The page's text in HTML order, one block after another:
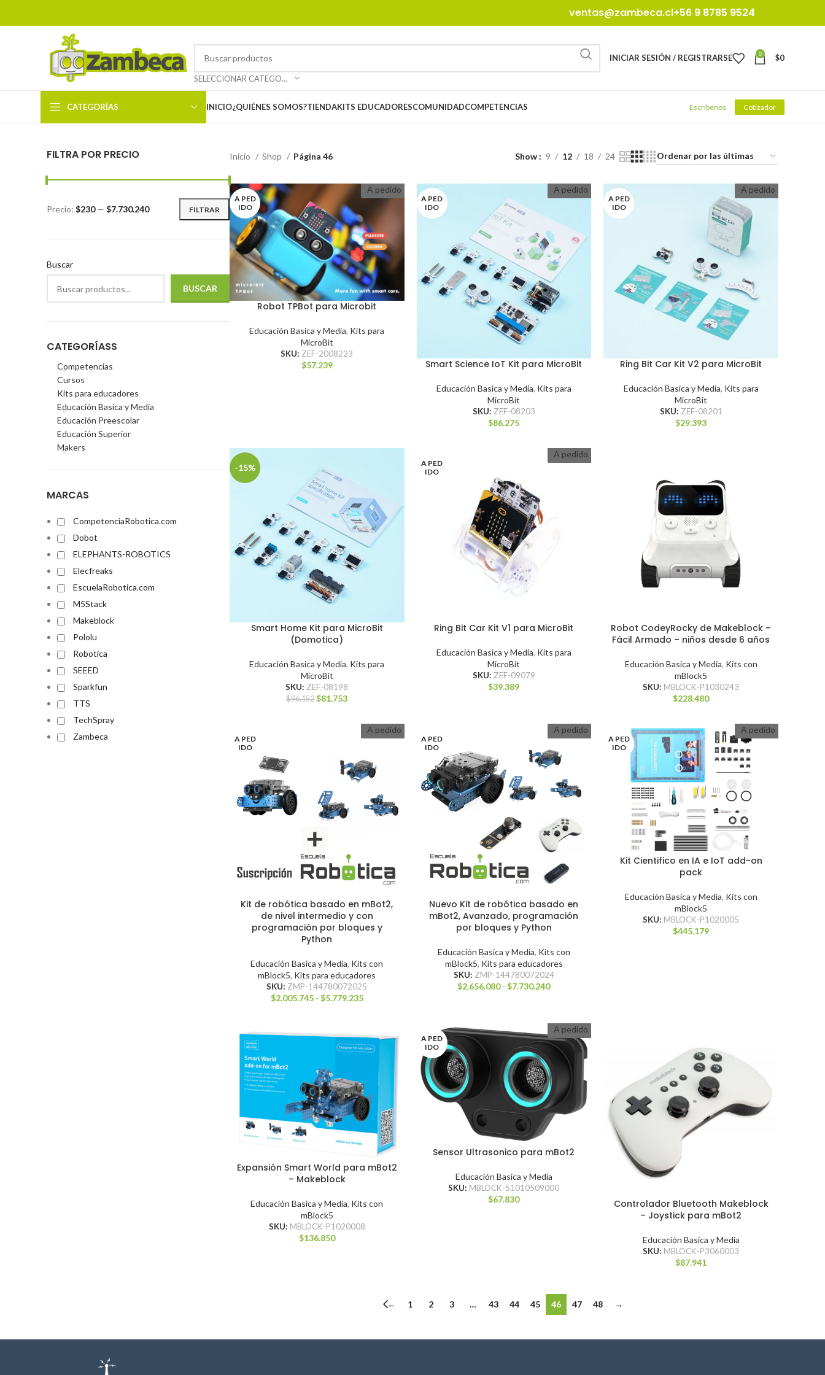
ventas@zambeca.cl+56 9 8785 9524
SELECCIONAR CATEGORÍA
INICIAR SESIÓN / REGISTRARSE 0 $0
CATEGORÍAS INICIO¿QUIÉNES SOMOS?TIENDAKITS EDUCADORESCOMUNIDADCOMPETENCIAS Escríbenos Cotizador
FILTRA POR PRECIO
FILTRAR
Precio: $230— $7.730.240
Buscar
BUSCAR
CATEGORÍASS
Competencias
Cursos
Kits para educadores
Educación Basica y Media
Educación Preescolar
Educación Superior
Makers
MARCAS
CompetenciaRobotica.com
Dobot
ELEPHANTS-ROBOTICS
Elecfreaks
EscuelaRobotica.com
M5Stack
Makeblock
Pololu
Robotica
SEEED
Sparkfun
TTS
TechSpray
Zambeca
Inicio Shop Página 46 Show 9 12 18 24
A PED
IDO
A pedido
Robot TPBot para Microbit
Educación Basica y Media, Kits para
MicroBit
SKU: ZEF-2008223
$57.239
A PED
IDO
A pedido
Smart Science IoT Kit para MicroBit
Educación Basica y Media, Kits para
MicroBit
SKU: ZEF-08203
$86.275
A PED
IDO
A pedido
Ring Bit Car Kit V2 para MicroBit
Educación Basica y Media, Kits para
MicroBit
SKU: ZEF-08201
$29.393
-15%
Smart Home Kit para MicroBit
(Domotica)
Educación Basica y Media, Kits para
MicroBit
SKU: ZEF-08198
$96.152 $81.753
A PED
IDO
A pedido
Ring Bit Car Kit V1 para MicroBit
Educación Basica y Media, Kits para
MicroBit
SKU: ZEF-09079
$39.389
Robot CodeyRocky de Makeblock –
Fácil Armado – niños desde 6 años
Educación Basica y Media, Kits con
mBlock5
SKU: MBLOCK-P1030243
$228.480
A PED
IDO
A pedido
Kit de robótica basado en mBot2,
de nivel intermedio y con
programación por bloques y
Python
Educación Basica y Media, Kits con
mBlock5, Kits para educadores
SKU: ZMP-144780072025
$2.005.745 - $5.779.235
A PED
IDO
A pedido
Nuevo Kit de robótica basado en
mBot2, Avanzado, programación
por bloques y Python
Educación Basica y Media, Kits con
mBlock5, Kits para educadores
SKU: ZMP-144780072024
$2.656.080 - $7.730.240
A PED
IDO
A pedido
Kit Cientifico en IA e IoT add-on
pack
Educación Basica y Media, Kits con
mBlock5
SKU: MBLOCK-P1020005
$445.179
Expansión Smart World para mBot2
– Makeblock
Educación Basica y Media, Kits con
mBlock5
SKU: MBLOCK-P1020008
$136.850
A PED
IDO
A pedido
Sensor Ultrasonico para mBot2
Educación Basica y Media
SKU: MBLOCK-S1010509000
$67.830
Controlador Bluetooth Makeblock
– Joystick para mBot2
Educación Basica y Media
SKU: MBLOCK-P3060003
$87.941
← 1 2 3 … 43 44 45 46 47 48 →